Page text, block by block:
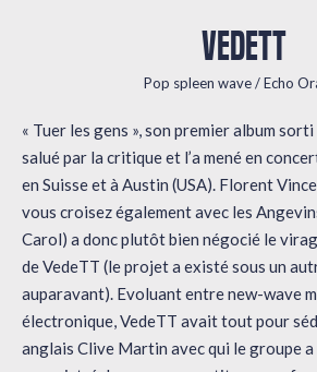
VEDETT
Pop spleen wave / Echo
« Tuer les gens », son premier album sorti
salué par la critique et l’a mené en
en Suisse et à Austin (USA). Florent
vous croisez également avec les
Carol) a donc plutôt bien négocié le
de VedeTT (le projet a existé sous un
auparavant). Evoluant entre new-wave
électronique, VedeTT avait tout pour
anglais Clive Martin avec qui le groupe a